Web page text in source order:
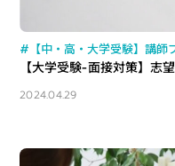
#【中・高・大学受験】講師
【大学受験-面接対策】志
2024.04.29